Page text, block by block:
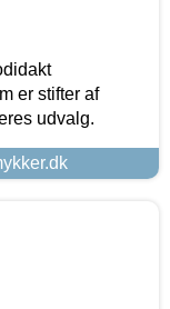
er stifter af
udvalg.